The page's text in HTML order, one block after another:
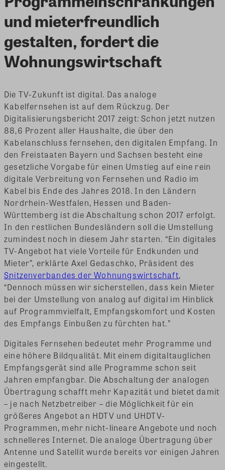
und mieterfreundlich
gestalten, fordert die
Wohnungswirtschaft
Die TV-Zukunft ist digital. Das analoge
Kabelfernsehen ist auf dem Rückzug. Der
Digitalisierungsbericht 2017 zeigt: Schon jetzt nutzen
88,6 Prozent aller Haushalte, die über den
Kabelanschluss fernsehen, den digitalen Empfang. In
den Freistaaten Bayern und Sachsen besteht eine
gesetzliche Vorgabe für einen Umstieg auf eine rein
digitale Verbreitung von Fernsehen und Radio im
Kabel bis Ende des Jahres 2018. In den Ländern
Nordrhein-Westfalen, Hessen und Baden-
Württemberg ist die Abschaltung schon 2017 erfolgt.
In den restlichen Bundesländern soll die Umstellung
zumindest noch in diesem Jahr starten. “Ein digitales
TV-Angebot hat viele Vorteile für Endkunden und
Mieter”, erklärte Axel Gedaschko, Präsident des
Spitzenverbandes der Wohnungswirtschaft,
“Dennoch müssen wir sicherstellen, dass kein Mieter
bei der Umstellung von analog auf digital im Hinblick
auf Programmvielfalt, Empfangskomfort und Kosten
des Empfangs Einbußen zu fürchten hat.”
Digitales Fernsehen bedeutet mehr Programme und
eine höhere Bildqualität. Mit einem digitaltauglichen
Empfangsgerät sind alle Programme schon seit
Jahren empfangbar. Die Abschaltung der analogen
Übertragung schafft mehr Kapazität und bietet damit
– je nach Netzbetreiber – die Möglichkeit für ein
größeres Angebot an HDTV und UHDTV-
Programmen, mehr nicht-lineare Angebote und noch
schnelleres Internet. Die analoge Übertragung über
Antenne und Satellit wurde bereits vor einigen Jahren
eingestellt.